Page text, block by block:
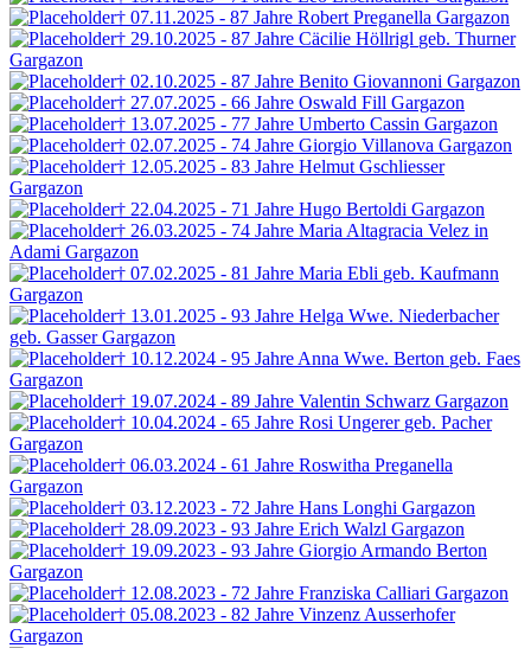
† 07.11.2025 - 87 Jahre Robert Preganella Gargazon
† 29.10.2025 - 87 Jahre Cäcilie Höllrigl geb. Thurner
Gargazon
† 02.10.2025 - 87 Jahre Benito Giovannoni Gargazon
† 27.07.2025 - 66 Jahre Oswald Fill Gargazon
† 13.07.2025 - 77 Jahre Umberto Cassin Gargazon
† 02.07.2025 - 74 Jahre Giorgio Villanova Gargazon
† 12.05.2025 - 83 Jahre Helmut Gschliesser
Gargazon
† 22.04.2025 - 71 Jahre Hugo Bertoldi Gargazon
† 26.03.2025 - 74 Jahre Maria Altagracia Velez in
Adami Gargazon
† 07.02.2025 - 81 Jahre Maria Ebli geb. Kaufmann
Gargazon
† 13.01.2025 - 93 Jahre Helga Wwe. Niederbacher
geb. GasserGargazon
† 10.12.2024 - 95 Jahre Anna Wwe. Berton geb. Faes
Gargazon
† 19.07.2024 - 89 Jahre Valentin Schwarz Gargazon
† 10.04.2024 - 65 Jahre Rosi Ungerer geb. Pacher
Gargazon
† 06.03.2024 - 61 Jahre Roswitha Preganella
Gargazon
† 03.12.2023 - 72 Jahre Hans Longhi Gargazon
† 28.09.2023 - 93 Jahre Erich Walzl Gargazon
† 19.09.2023 - 93 Jahre Giorgio Armando Berton
Gargazon
† 12.08.2023 - 72 Jahre Franziska Calliari Gargazon
† 05.08.2023 - 82 Jahre Vinzenz Ausserhofer
Gargazon